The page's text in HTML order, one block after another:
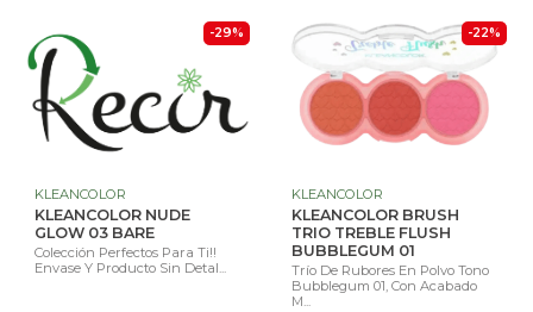
-29%
KLEANCOLOR
KLEANCOLOR NUDE
GLOW 03 BARE
Colección Perfectos Para Ti!!
Envase Y Producto Sin Detal...
-22%
KLEANCOLOR
KLEANCOLOR BRUSH
TRIO TREBLE FLUSH
BUBBLEGUM 01
Trío De Rubores En Polvo Tono
Bubblegum 01, Con Acabado
M...